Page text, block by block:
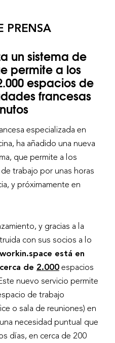
PRENSA
un sistema de
permite a los
espacios de
francesas
especializada en
ha añadido una nueva
que permite a los
trabajo por unas horas
y próximamente en
y gracias a la
con sus socios a lo
workin.space está en
de 2.000 espacios
nuevo servicio permite
de trabajo
o sala de reuniones) en
necesidad puntual que
días, en cerca de 200